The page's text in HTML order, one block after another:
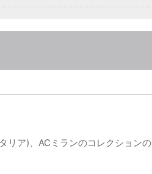
ア)、ACミランのコレクション